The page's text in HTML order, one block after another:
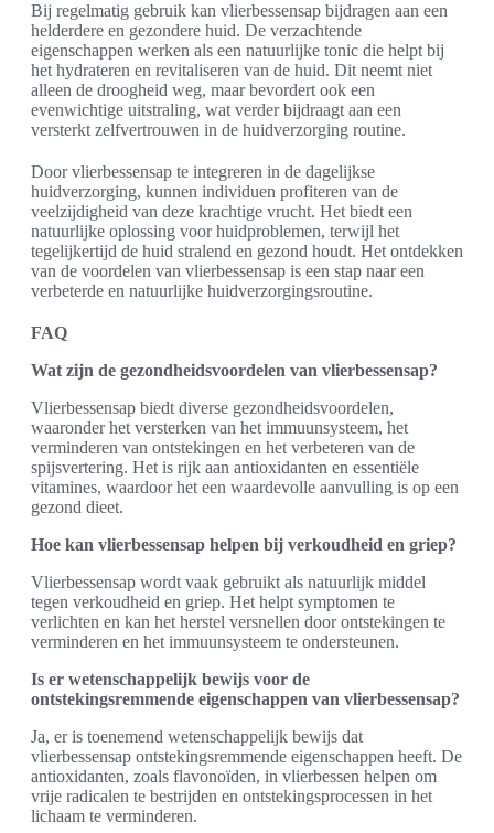
Bij regelmatig gebruik kan vlierbessensap bijdragen aan een
helderdere en gezondere huid. De verzachtende
eigenschappen werken als een natuurlijke tonic die helpt bij
het hydrateren en revitaliseren van de huid. Dit neemt niet
alleen de droogheid weg, maar bevordert ook een
evenwichtige uitstraling, wat verder bijdraagt aan een
versterkt zelfvertrouwen in de huidverzorging routine.
Door vlierbessensap te integreren in de dagelijkse
huidverzorging, kunnen individuen profiteren van de
veelzijdigheid van deze krachtige vrucht. Het biedt een
natuurlijke oplossing voor huidproblemen, terwijl het
tegelijkertijd de huid stralend en gezond houdt. Het ontdekken
van de voordelen van vlierbessensap is een stap naar een
verbeterde en natuurlijke huidverzorgingsroutine.
FAQ
Wat zijn de gezondheidsvoordelen van vlierbessensap?
Vlierbessensap biedt diverse gezondheidsvoordelen,
waaronder het versterken van het immuunsysteem, het
verminderen van ontstekingen en het verbeteren van de
spijsvertering. Het is rijk aan antioxidanten en essentiële
vitamines, waardoor het een waardevolle aanvulling is op een
gezond dieet.
Hoe kan vlierbessensap helpen bij verkoudheid en griep?
Vlierbessensap wordt vaak gebruikt als natuurlijk middel
tegen verkoudheid en griep. Het helpt symptomen te
verlichten en kan het herstel versnellen door ontstekingen te
verminderen en het immuunsysteem te ondersteunen.
Is er wetenschappelijk bewijs voor de
ontstekingsremmende eigenschappen van vlierbessensap?
Ja, er is toenemend wetenschappelijk bewijs dat
vlierbessensap ontstekingsremmende eigenschappen heeft. De
antioxidanten, zoals flavonoïden, in vlierbessen helpen om
vrije radicalen te bestrijden en ontstekingsprocessen in het
lichaam te verminderen.